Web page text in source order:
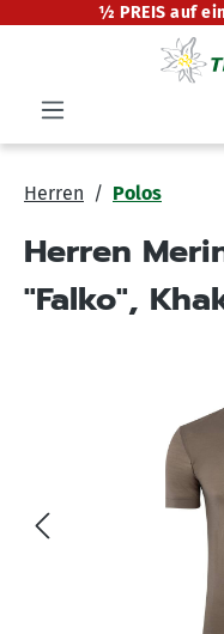
springen
½ PREIS auf ein
Herren Polos
Herren
"Falko",
Bildergalerie